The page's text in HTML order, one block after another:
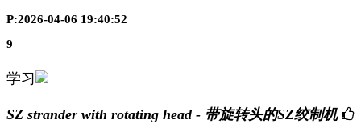
P:2026-04-06 19:40:52
9
学习
SZ strander with rotating head - 带旋转头的SZ绞制机